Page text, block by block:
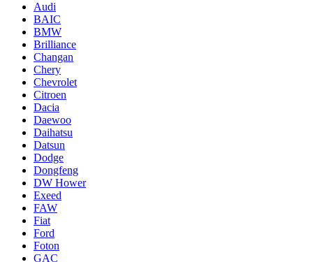
Audi
BAIC
BMW
Brilliance
Changan
Chery
Chevrolet
Citroen
Dacia
Daewoo
Daihatsu
Datsun
Dodge
Dongfeng
DW Hower
Exeed
FAW
Fiat
Ford
Foton
GAC